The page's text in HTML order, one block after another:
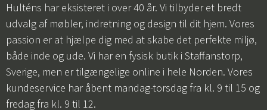
Hulténs har eksisteret i over 40 år. Vi tilbyder et bredt
udvalg af møbler, indretning og design til dit hjem. Vores
passion er at hjælpe dig med at skabe det perfekte miljø,
både inde og ude. Vi har en fysisk butik i Staffanstorp,
Sverige, men er tilgængelige online i hele Norden. Vores
kundeservice har åbent mandag-torsdag fra kl. 9 til 15 og
fredag fra kl. 9 til 12.